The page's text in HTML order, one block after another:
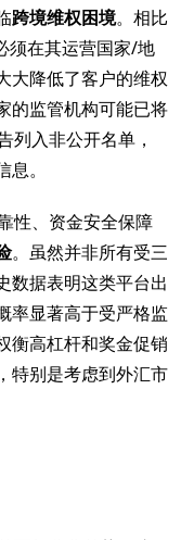
跨境维权困境。相比
须在其运营国家/地
大降低了客户的维权
的监管机构可能已将
入非公开名单，
。
性、资金安全保障
。虽然并非所有受三
数据表明这类平台出
率显著高于受严格监
衡高杠杆和奖金促销
特别是考虑到外汇市